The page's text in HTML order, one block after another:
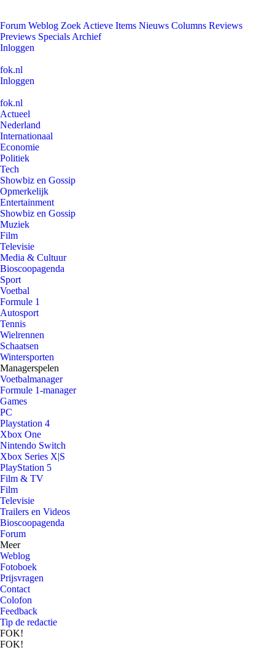
Forum Weblog Zoek Actieve Items Nieuws Columns Reviews
Previews Specials Archief
Inloggen
fok.nl
Inloggen
fok.nl
Actueel
Nederland
Internationaal
Economie
Politiek
Tech
Showbiz en Gossip
Opmerkelijk
Entertainment
Showbiz en Gossip
Muziek
Film
Televisie
Media & Cultuur
Bioscoopagenda
Sport
Voetbal
Formule 1
Autosport
Tennis
Wielrennen
Schaatsen
Wintersporten
Managerspelen
Voetbalmanager
Formule 1-manager
Games
PC
Playstation 4
Xbox One
Nintendo Switch
Xbox Series X|S
PlayStation 5
Film & TV
Film
Televisie
Trailers en Videos
Bioscoopagenda
Forum
Meer
Weblog
Fotoboek
Prijsvragen
Contact
Colofon
Feedback
Tip de redactie
FOK!
FOK!